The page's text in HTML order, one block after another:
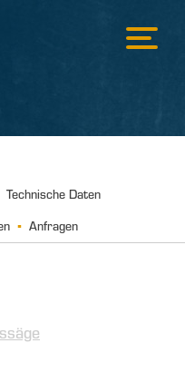
Technische Daten
Anfragen